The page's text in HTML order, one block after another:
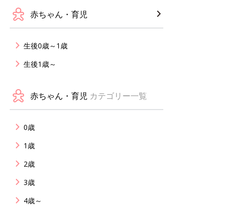
赤ちゃん・育児
生後0歳～1歳
生後1歳～
赤ちゃん・育児 カテゴリー一覧
0歳
1歳
2歳
3歳
4歳～